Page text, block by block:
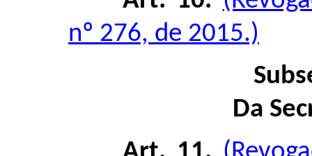
nº 276, de 2015.)
Da